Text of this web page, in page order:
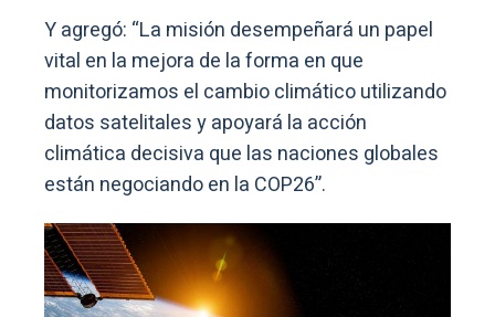
Y agregó: “La misión desempeñará un papel
vital en la mejora de la forma en que
monitorizamos el cambio climático utilizando
datos satelitales y apoyará la acción
climática decisiva que las naciones globales
están negociando en la COP26”.